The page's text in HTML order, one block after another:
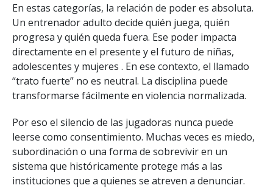
En estas categorías, la relación de poder es absoluta.
Un entrenador adulto decide quién juega, quién
progresa y quién queda fuera. Ese poder impacta
directamente en el presente y el futuro de niñas,
adolescentes y mujeres . En ese contexto, el llamado
“trato fuerte” no es neutral. La disciplina puede
transformarse fácilmente en violencia normalizada.
Por eso el silencio de las jugadoras nunca puede
leerse como consentimiento. Muchas veces es miedo,
subordinación o una forma de sobrevivir en un
sistema que históricamente protege más a las
instituciones que a quienes se atreven a denunciar.